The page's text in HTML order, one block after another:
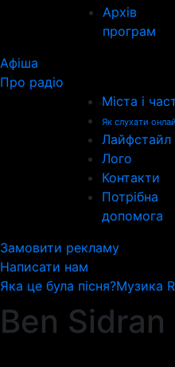
Архів
програм
Афіша
Про радіо
Міста і
Як слухати
Лайфстайл
Лого
Контакти
Потрібна
допомога
Замовити рекламу
Написати нам
Яка це була пісня?Музика
Ben Sidran